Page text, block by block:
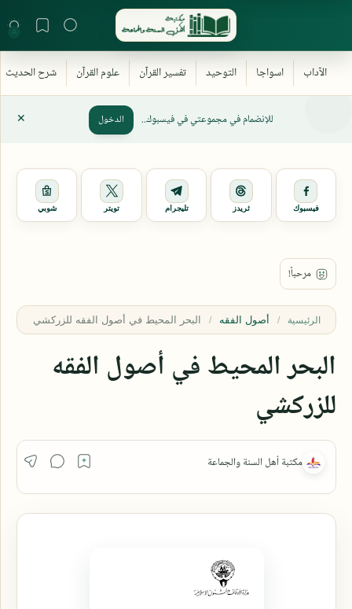
للإنضمام في مجموعتي في فيسبوك.. الدخول
فيسبوك ثريدز تليجرام تويتر شوبي
الرئيسية أصول الفقه
البحر المحيط في أصول الفقه
للزركشي